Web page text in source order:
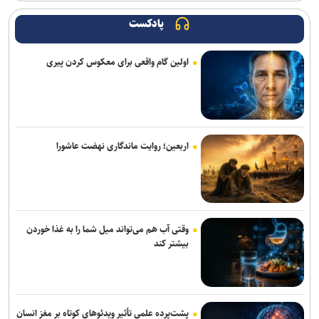
آراسته به نساجی پیوست
اعلام شماره پیراهن بازیکنان پرسپولیس برای لیگ بیست‌وششم
مسابقات دوومیدانی بلاروس| کسب ۶ مدال توسط ملی‌پوشان ایران
عیسی‌لو به چادرملو اردکان پیوست
تکواندو هانمادانگ ۲۰۲۶| پایان کار نمایندگان ایران با کسب ۲۶ مدال
رسمی؛ عالیشاه به گل‌گهر پیوست
ربیعی سرمربی شاهین بندرعامری شد
اعلام اسامی نامزدهای تایید صلاحیت شده ریاست فدراسیون بدنسازی و
پرورش اندام/ حضور عضو هیات مدیره پرسپولیس
کلباسی به چادرملو پیوست
عالیشاه در یک قدمی گل‌گهر
پادکست
اولین گام واقعی برای معکوس کردن پیری
اربعین؛ روایت ماندگاری نهضت عاشورا
وقتی آب هم می‌تواند میل شما را به غذا خوردن
بیشتر کند
پشت‌پرده علمی تأثیر ویدئو‌های کوتاه بر مغز انسان